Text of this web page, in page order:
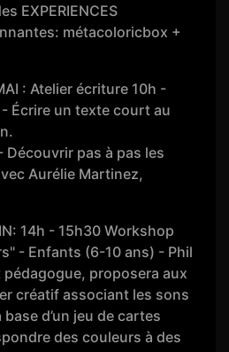
EXPERIENCES
métacoloricbox +
: Atelier écriture 10h -
Écrire un texte court au
Découvrir pas à pas les
Aurélie Martinez,
14h - 15h30 Workshop
- Enfants (6-10 ans) - Phil
proposera aux
créatif associant les sons
d’un jeu de cartes
des couleurs à des